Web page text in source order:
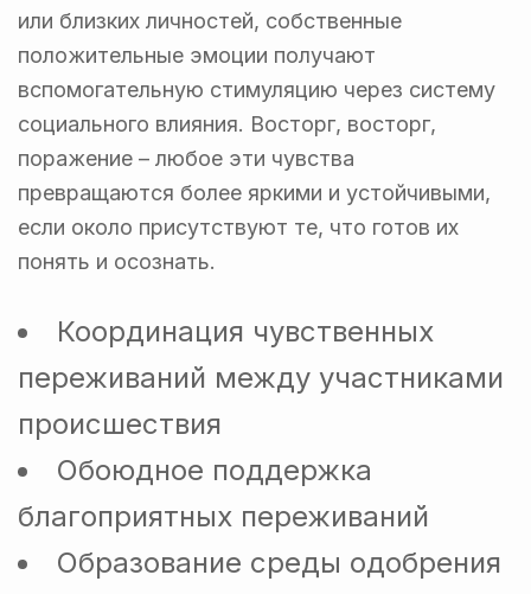
или близких личностей, собственные
положительные эмоции получают
вспомогательную стимуляцию через систему
социального влияния. Восторг, восторг,
поражение – любое эти чувства
превращаются более яркими и устойчивыми,
если около присутствуют те, что готов их
понять и осознать.
Координация чувственных
переживаний между участниками
происшествия
Обоюдное поддержка
благоприятных переживаний
Образование среды одобрения